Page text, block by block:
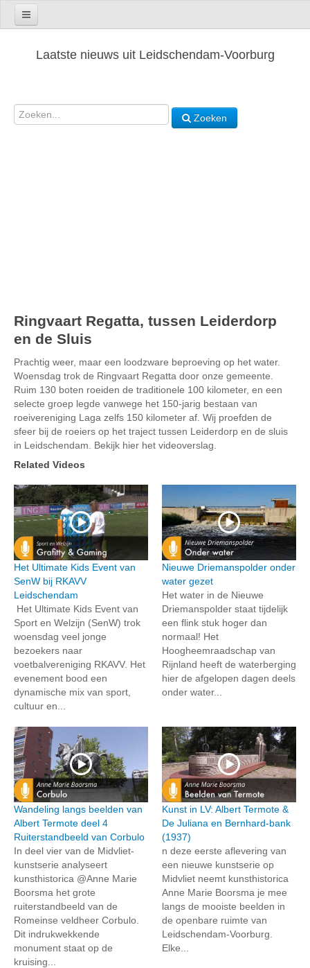
Laatste nieuws uit Leidschendam-Voorburg
Zoeken
Ringvaart Regatta, tussen Leiderdorp
en de Sluis
Prachtig weer, maar een loodzware beproeving op het water.
Woensdag trok de Ringvaart Regatta door onze gemeente.
Ruim 130 boten roeiden de traditionele 100 kilometer, en een
selecte groep legde vanwege het 150-jarig bestaan van
roeivereniging Laga zelfs 150 kilometer af. Wij proefden de
sfeer bij de roeiers op het traject tussen Leiderdorp en de sluis
in Leidschendam. Bekijk hier het videoverslag.
Related Videos
Het Ultimate Kids Event van
SenW bij RKAVV
Leidschendam
Het Ultimate Kids Event van
Sport en Welzijn (SenW) trok
woensdag veel jonge
bezoekers naar
voetbalvereniging RKAVV. Het
evenement bood een
dynamische mix van sport,
cultuur en...
Nieuwe Driemanspolder onder
water gezet
Het water in de Nieuwe
Driemanspolder staat tijdelijk
een flink stuk hoger dan
normaal! Het
Hoogheemraadschap van
Rijnland heeft de waterberging
hier de afgelopen dagen deels
onder water...
Wandeling langs beelden van
Albert Termote deel 4
Ruiterstandbeeld van Corbulo
In deel vier van de Midvliet-
kunstserie analyseert
kunsthistorica @Anne Marie
Boorsma het grote
ruiterstandbeeld van de
Romeinse veldheer Corbulo.
Dit indrukwekkende
monument staat op de
kruising...
Kunst in LV: Albert Termote &
De Juliana en Bernhard-bank
(1937)
n deze eerste aflevering van
een nieuwe kunstserie op
Midvliet neemt kunsthistorica
Anne Marie Boorsma je mee
langs de mooiste beelden in
de openbare ruimte van
Leidschendam-Voorburg.
Elke...